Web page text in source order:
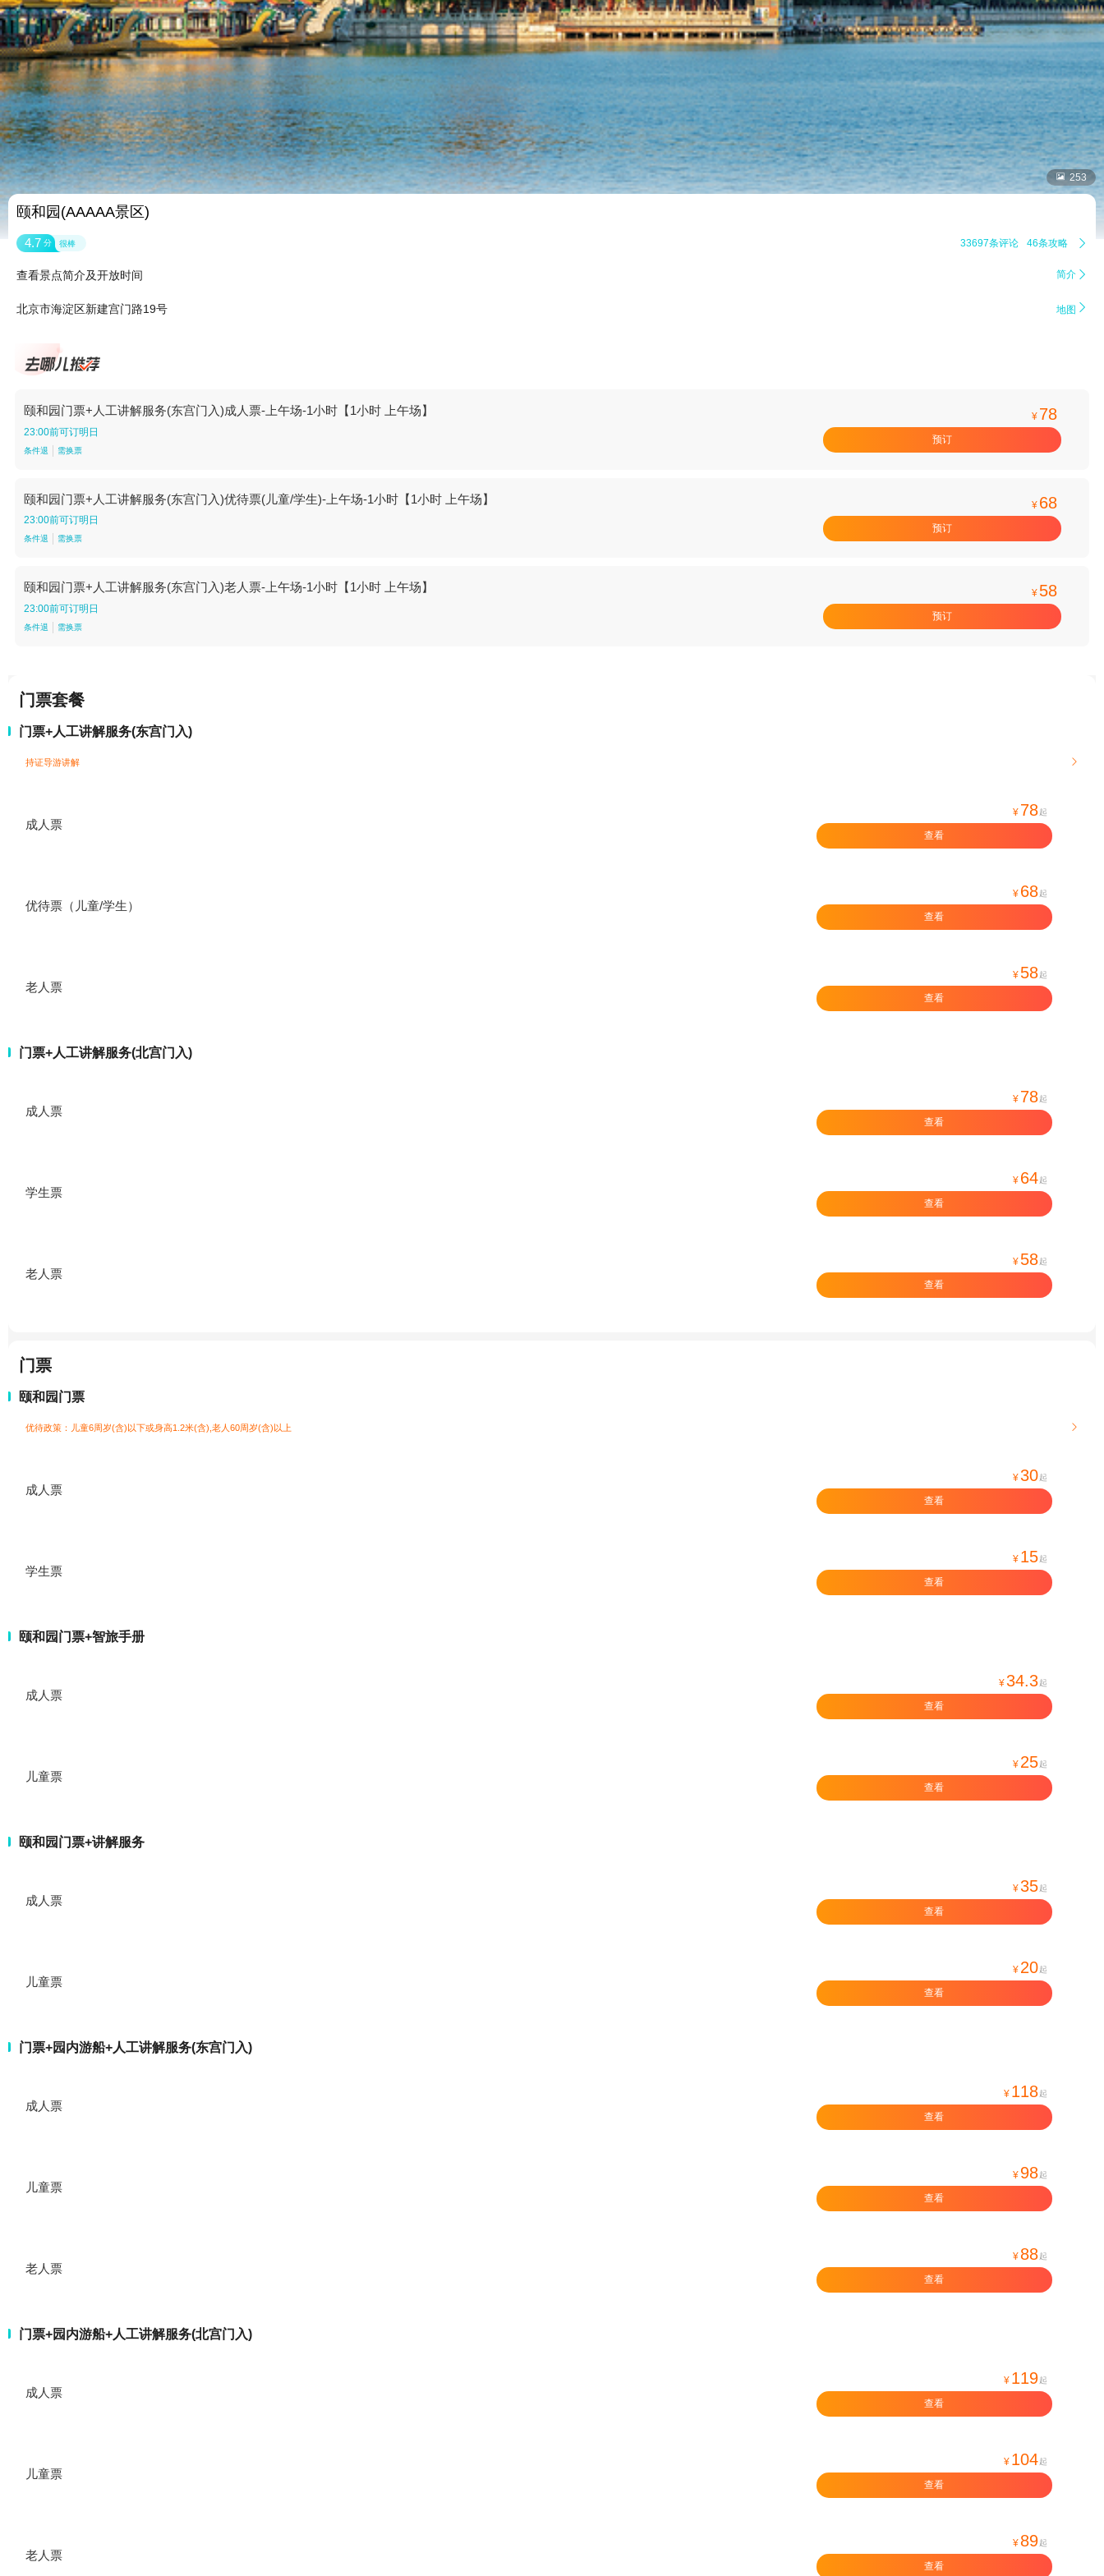
 253
颐和园(AAAAA景区)
4.7 分 很棒 33697条评论 46条攻略 
查看景点简介及开放时间 简介 
北京市海淀区新建宫门路19号 地图 
颐和园门票+人工讲解服务(东宫门入)成人票-上午场-1小时【1小时 上午场】
23:00前可订明日
条件退 需换票
¥ 78
预订
颐和园门票+人工讲解服务(东宫门入)优待票(儿童/学生)-上午场-1小时【1小时 上午场】
23:00前可订明日
条件退 需换票
¥ 68
预订
颐和园门票+人工讲解服务(东宫门入)老人票-上午场-1小时【1小时 上午场】
23:00前可订明日
条件退 需换票
¥ 58
预订
门票套餐
门票+人工讲解服务(东宫门入)
持证导游讲解 
成人票
¥ 78 起
查看
优待票（儿童/学生）
¥ 68 起
查看
老人票
¥ 58 起
查看
门票+人工讲解服务(北宫门入)
成人票
¥ 78 起
查看
学生票
¥ 64 起
查看
老人票
¥ 58 起
查看
门票
颐和园门票
优待政策：儿童6周岁(含)以下或身高1.2米(含),老人60周岁(含)以上 
成人票
¥30 起
查看
学生票
¥ 15 起
查看
颐和园门票+智旅手册
成人票
¥34.3 起
查看
儿童票
¥ 25 起
查看
颐和园门票+讲解服务
成人票
¥35 起
查看
儿童票
¥ 20 起
查看
门票+园内游船+人工讲解服务(东宫门入)
成人票
¥ 118 起
查看
儿童票
¥ 98 起
查看
老人票
¥ 88 起
查看
门票+园内游船+人工讲解服务(北宫门入)
成人票
¥ 119 起
查看
儿童票
¥ 104 起
查看
老人票
¥ 89 起
查看